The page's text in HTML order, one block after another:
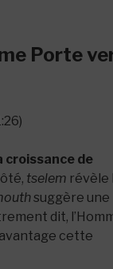
Porte
croissance de
tselem révèle
suggère une
dit,
cette